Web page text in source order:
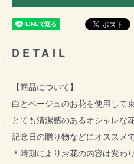
DETAIL
【商品について】
白とベージュのお花を使用して
とても清潔感のあるオシャレな
記念日の贈り物などにオススメで
＊時期によりお花の内容は変わ